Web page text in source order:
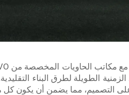
الطويلة لطرق البناء
على التصميم، مما يضمن أن